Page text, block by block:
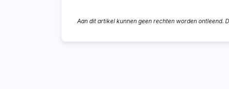
Aan dit artikel kunnen geen rechten worden ontleend.